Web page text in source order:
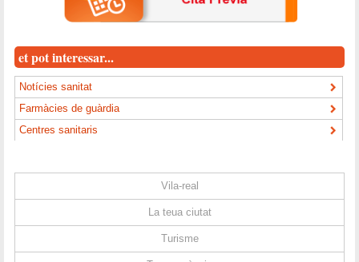
et pot interessar...
Notícies sanitat
Farmàcies de guàrdia
Centres sanitaris
Vila-real
La teua ciutat
Turisme